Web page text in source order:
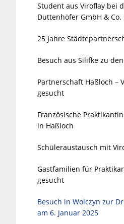
Student aus Viroflay bei
Duttenhöfer GmbH & Co.
25 Jahre
Besuch aus Silifke zu
Partnerschaft Haßloch –
gesucht
Französische
in Haßloch
Schüleraustausch mit
Gastfamilien für
gesucht
Besuch in Wolczyn zur
am 6. Januar 2025